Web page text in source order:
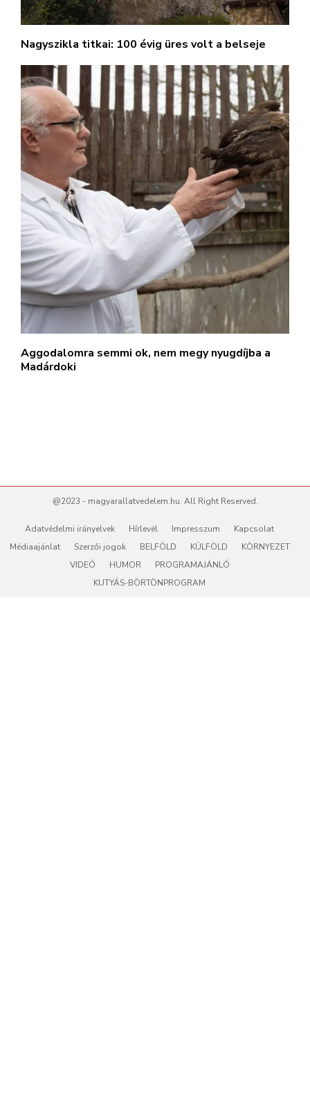
Nagyszikla titkai: 100 évig üres volt a belseje
Aggodalomra semmi ok, nem megy nyugdíjba a
Madárdoki
@2023 - magyarallatvedelem.hu. All Right Reserved.
Adatvédelmi irányelvek Hírlevél Impresszum
Kapcsolat
Médiaajánlat
Szerzői jogok BELFÖLD KÜLFÖLD
KÖRNYEZET
VIDEÓ
HUMOR
PROGRAMAJÁNLÓ
KUTYÁS-BÖRTÖNPROGRAM